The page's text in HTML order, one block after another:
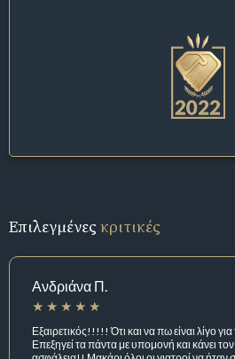
Επιλεγμένεςκριτικές
Ανδριάνα Π.
Εξαιρετικός!!!!! Ότι και να πω είναι λίγο
Επεξηγεί τα πάντα με υπομονή και κάνει